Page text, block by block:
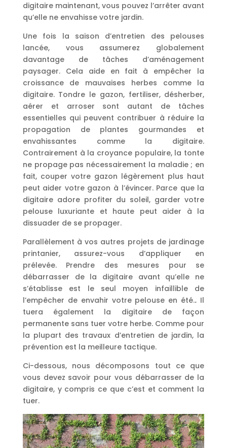
digitaire maintenant, vous pouvez l’arrêter avant
qu’elle ne envahisse votre jardin.
Une fois la saison d’entretien des pelouses
lancée, vous assumerez globalement
davantage de tâches d’aménagement
paysager. Cela aide en fait à empêcher la
croissance de mauvaises herbes comme la
digitaire. Tondre le gazon, fertiliser, désherber,
aérer et arroser sont autant de tâches
essentielles qui peuvent contribuer à réduire la
propagation de plantes gourmandes et
envahissantes comme la digitaire.
Contrairement à la croyance populaire, la tonte
ne propage pas nécessairement la maladie ; en
fait, couper votre gazon légèrement plus haut
peut aider votre gazon à l’évincer. Parce que la
digitaire adore profiter du soleil, garder votre
pelouse luxuriante et haute peut aider à la
dissuader de se propager.
Parallèlement à vos autres projets de jardinage
printanier, assurez-vous d’appliquer en
prélevée. Prendre des mesures pour se
débarrasser de la digitaire avant qu’elle ne
s’établisse est le seul moyen infaillible de
l’empêcher de envahir votre pelouse en été.. Il
tuera également la digitaire de façon
permanente sans tuer votre herbe. Comme pour
la plupart des travaux d’entretien de jardin, la
prévention est la meilleure tactique.
Ci-dessous, nous décomposons tout ce que
vous devez savoir pour vous débarrasser de la
digitaire, y compris ce que c’est et comment la
tuer.